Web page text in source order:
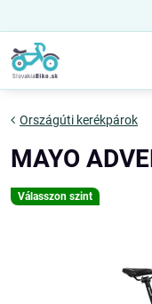
Válasszon szint
Országúti kerékpárok
MAYO